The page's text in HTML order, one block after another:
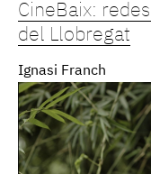
CineBaix:
del Llobregat
Ignasi Franch